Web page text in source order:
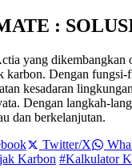
:
yang
karbon. Dengan
kesadaran
Dengan langkah-
dan berkelanjutan.
Twitter/X
Karbon #Kalkulator